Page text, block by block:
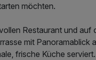
möchten.
Restaurant und auf
mit Panoramablick
frische Küche